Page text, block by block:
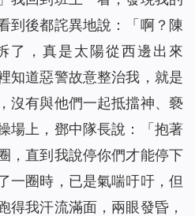
到後都詫異地說：「啊？陳
了，真是太陽從西邊出來
知道惡警故意整治我，就是
沒有與他們一起抵擋神、褻
場上，鄧中隊長說：「抱著
，直到我說停你們才能停下
一圈時，已是氣喘吁吁，但
得我汗流滿面，兩眼發昏，